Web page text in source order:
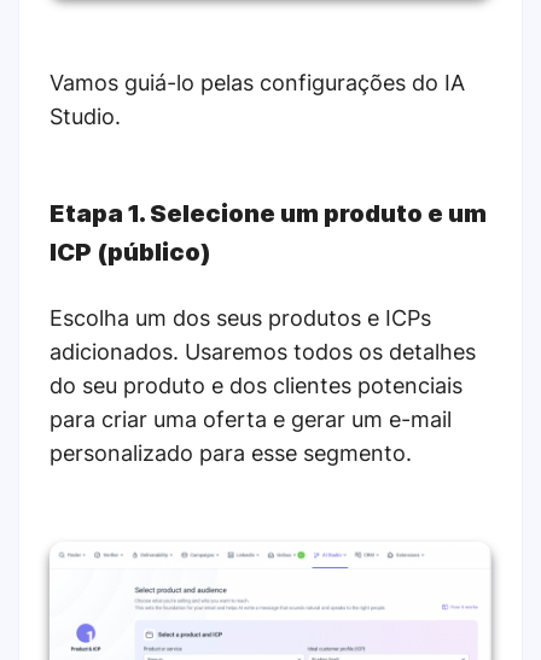
Vamos guiá-lo pelas configurações do IA
Studio.
Etapa 1. Selecione um produto e um
ICP (público)
Escolha um dos seus produtos e ICPs
adicionados. Usaremos todos os detalhes
do seu produto e dos clientes potenciais
para criar uma oferta e gerar um e-mail
personalizado para esse segmento.